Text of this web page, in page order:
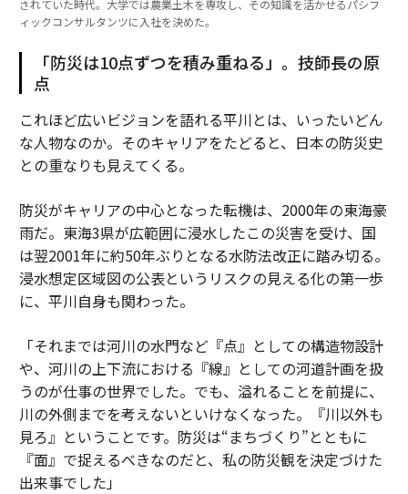
されていた時代。大学では農業土木を専攻し、その知識を活かせるパシフ
ィックコンサルタンツに入社を決めた。
「防災は10点ずつを積み重ねる」。技師長の原
点
これほど広いビジョンを語れる平川とは、いったいどん
な人物なのか。そのキャリアをたどると、日本の防災史
との重なりも見えてくる。
防災がキャリアの中心となった転機は、2000年の東海豪
雨だ。東海3県が広範囲に浸水したこの災害を受け、国
は翌2001年に約50年ぶりとなる水防法改正に踏み切る。
浸水想定区域図の公表というリスクの見える化の第一歩
に、平川自身も関わった。
「それまでは河川の水門など『点』としての構造物設計
や、河川の上下流における『線』としての河道計画を扱
うのが仕事の世界でした。でも、溢れることを前提に、
川の外側までを考えないといけなくなった。『川以外も
見ろ』ということです。防災は“まちづくり”とともに
『面』で捉えるべきなのだと、私の防災観を決定づけた
出来事でした」